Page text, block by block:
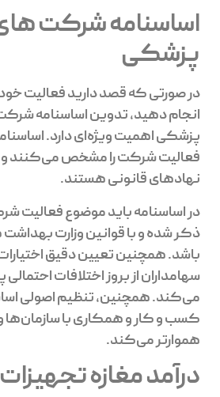
اساسنامه شرکت
پزشکی
در صورتی که قصد دارید فعالیت
انجام دهید، تدوین اساسنامه
پزشکی اهمیت ویژه‌ای دارد.
فعالیت شرکت را مشخص می‌کنند و
نهادهای قانونی هستند.
در اساسنامه باید موضوع فعالیت
ذکر شده و با قوانین وزارت
باشد. همچنین تعیین دقیق
سهامداران از بروز اختلافات
می‌کند. همچنین، تنظیم اصولی
کسب و کار و همکاری با سازمان‌ها و
هموارتر می‌کند.
درآمد مغازه